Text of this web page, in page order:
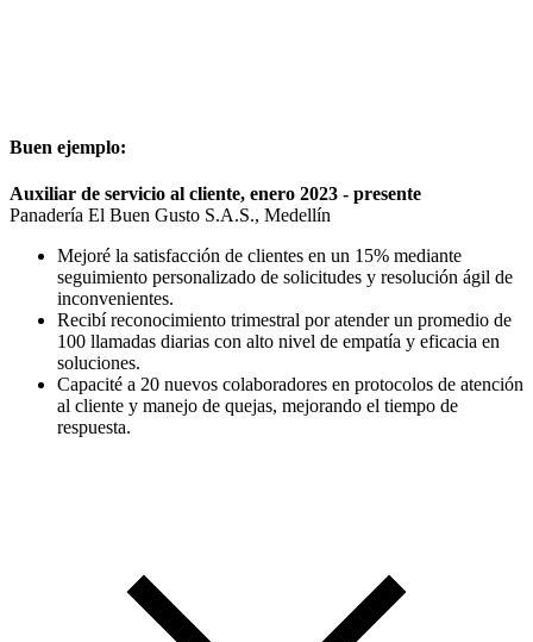
Buen ejemplo:
Auxiliar de servicio al cliente, enero 2023 - presente
Panadería El Buen Gusto S.A.S., Medellín
Mejoré la satisfacción de clientes en un 15% mediante
seguimiento personalizado de solicitudes y resolución ágil de
inconvenientes.
Recibí reconocimiento trimestral por atender un promedio de
100 llamadas diarias con alto nivel de empatía y eficacia en
soluciones.
Capacité a 20 nuevos colaboradores en protocolos de atención
al cliente y manejo de quejas, mejorando el tiempo de
respuesta.